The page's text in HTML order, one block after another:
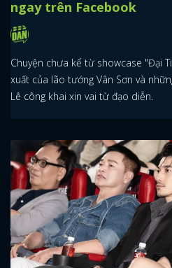
ngay trên Facebook
Chuyện chưa kể từ showcase "Đại
xuất của lão tướng Vân Sơn và
Lê công khai xin vai từ đạo diễn.